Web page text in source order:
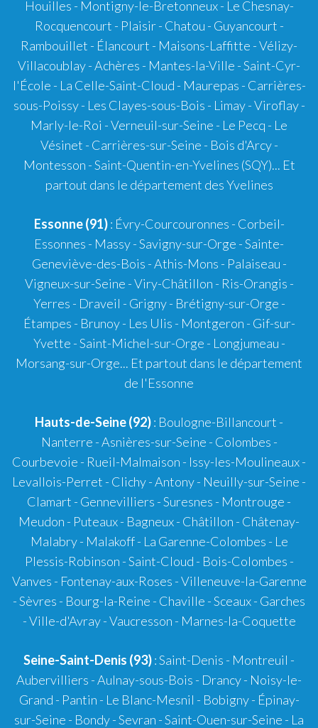
Houilles - Montigny-le-Bretonneux - Le Chesnay-
Rocquencourt - Plaisir - Chatou - Guyancourt -
Rambouillet - Élancourt - Maisons-Laffitte - Vélizy-
Villacoublay - Achères - Mantes-la-Ville - Saint-Cyr-
l'École - La Celle-Saint-Cloud - Maurepas - Carrières-
sous-Poissy - Les Clayes-sous-Bois - Limay - Viroflay -
Marly-le-Roi - Verneuil-sur-Seine - Le Pecq - Le
Vésinet - Carrières-sur-Seine - Bois d'Arcy -
Montesson - Saint-Quentin-en-Yvelines (SQY)... Et
partout dans le département des Yvelines
Essonne (91): Évry-Courcouronnes - Corbeil-
Essonnes - Massy - Savigny-sur-Orge - Sainte-
Geneviève-des-Bois - Athis-Mons - Palaiseau -
Vigneux-sur-Seine - Viry-Châtillon - Ris-Orangis -
Yerres - Draveil - Grigny - Brétigny-sur-Orge -
Étampes - Brunoy - Les Ulis - Montgeron - Gif-sur-
Yvette - Saint-Michel-sur-Orge - Longjumeau -
Morsang-sur-Orge... Et partout dans le département
de l'Essonne
Hauts-de-Seine (92): Boulogne-Billancourt -
Nanterre - Asnières-sur-Seine - Colombes -
Courbevoie - Rueil-Malmaison - Issy-les-Moulineaux -
Levallois-Perret - Clichy - Antony - Neuilly-sur-Seine -
Clamart - Gennevilliers - Suresnes - Montrouge -
Meudon - Puteaux - Bagneux - Châtillon - Châtenay-
Malabry - Malakoff - La Garenne-Colombes - Le
Plessis-Robinson - Saint-Cloud - Bois-Colombes -
Vanves - Fontenay-aux-Roses - Villeneuve-la-Garenne
- Sèvres - Bourg-la-Reine - Chaville - Sceaux - Garches
- Ville-d'Avray - Vaucresson - Marnes-la-Coquette
Seine-Saint-Denis (93): Saint-Denis - Montreuil -
Aubervilliers - Aulnay-sous-Bois - Drancy - Noisy-le-
Grand - Pantin - Le Blanc-Mesnil - Bobigny - Épinay-
sur-Seine - Bondy - Sevran - Saint-Ouen-sur-Seine - La